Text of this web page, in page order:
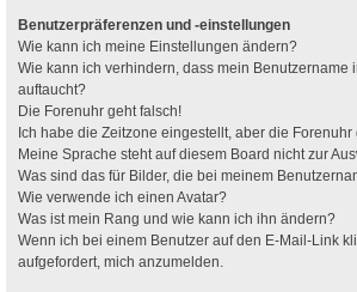
Benutzerpräferenzen und -einstellungen
Wie kann ich meine Einstellungen ändern?
Wie kann ich verhindern, dass mein Benutzername
auftaucht?
Die Forenuhr geht falsch!
Ich habe die Zeitzone eingestellt, aber die
Meine Sprache steht auf diesem Board nicht zur
Was sind das für Bilder, die bei meinem
Wie verwende ich einen Avatar?
Was ist mein Rang und wie kann ich ihn ändern?
Wenn ich bei einem Benutzer auf den E-Mail-Link
aufgefordert, mich anzumelden.